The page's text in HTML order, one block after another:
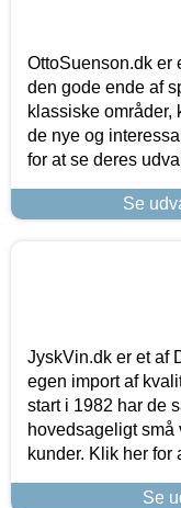
OttoSuenson.dk er
den gode ende af
klassiske områder,
de nye og
for at se deres
Se
JyskVin.dk er et af
egen import af
start i 1982 har de
hovedsageligt
kunder. Klik her for
Se